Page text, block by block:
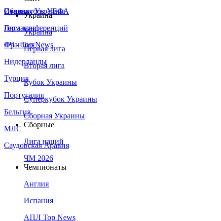
Сборная Украины
Италия
Германия
Франция
Нидерланды
Турция
Португалия
Бельгия
МЛС
Саудовская Аравия
Суперкубок УЕФА
Лига конференций
ЛЧ - Top News
Украина
Украина
Первая лига
Вторая лига
Кубок Украины
Суперкубок Украины
Сборная Украины
Сборные
Лига наций
ЧМ 2026
Чемпионаты
Англия
Испания
АПЛ Top News